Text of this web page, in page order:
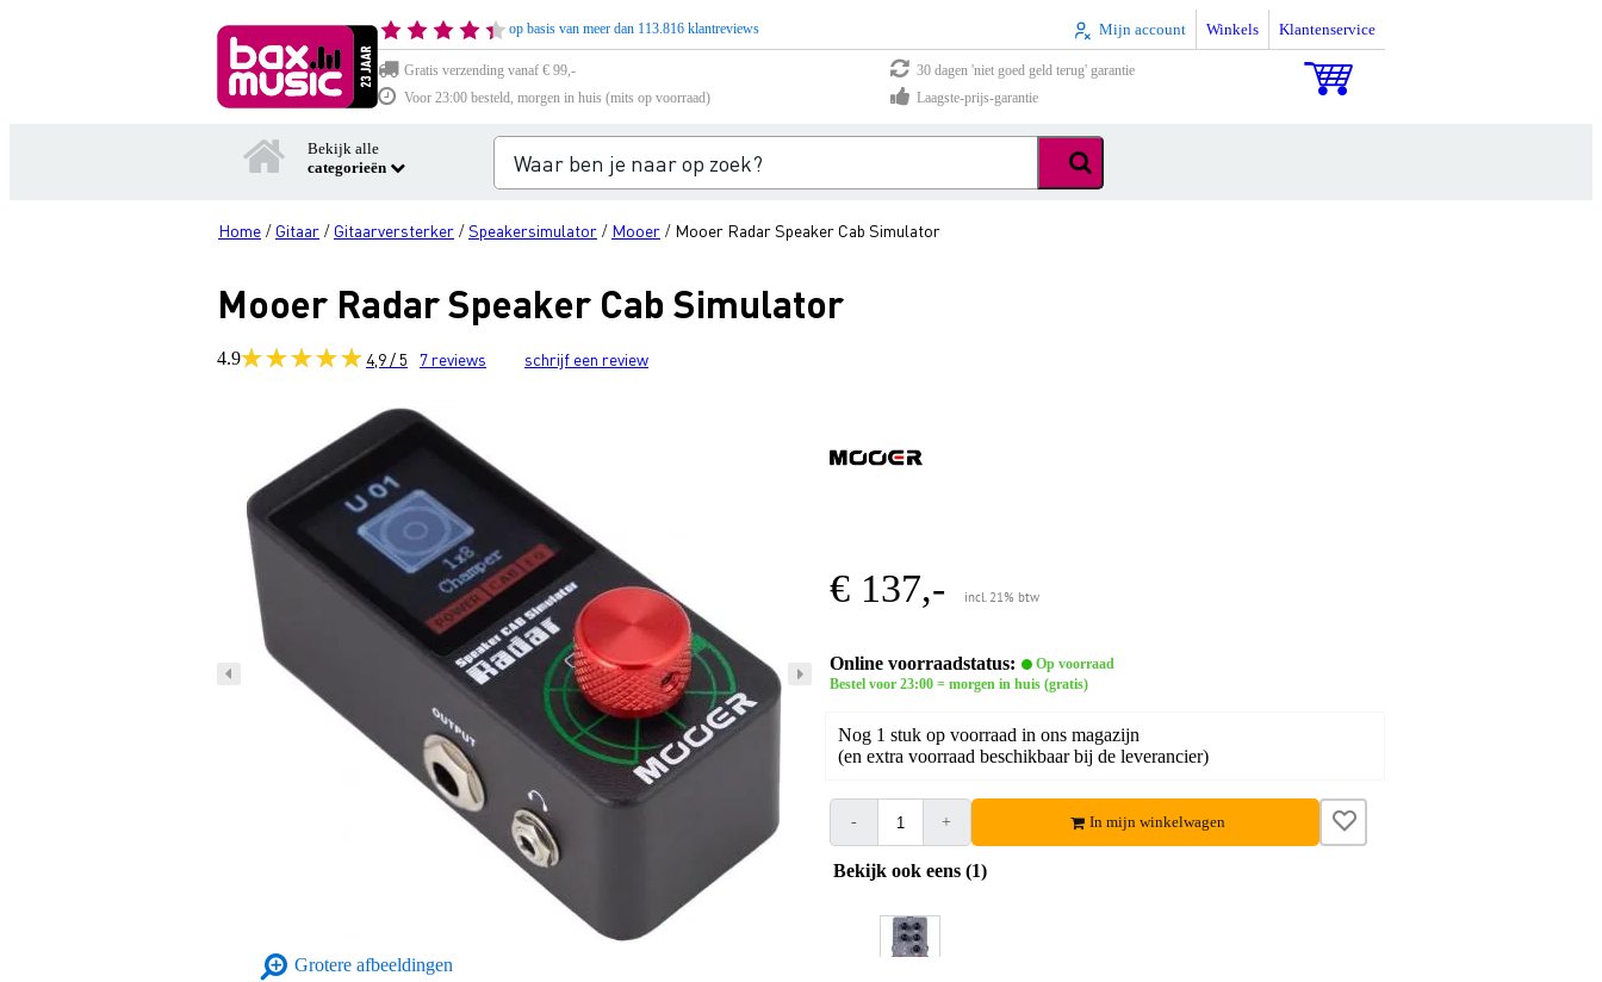
op basis van meer dan 113.816 klantreviews Mijn account Winkels Klantenservice
Gratis verzending vanaf € 99,-
30 dagen 'niet goed geld terug' garantie
Voor 23:00 besteld, morgen in huis (mits op voorraad)
Laagste-prijs-garantie
Bekijk alle
categorieën
Home / Gitaar / Gitaarversterker /Speakersimulator / Mooer / Mooer Radar Speaker Cab Simulator
Mooer Radar Speaker Cab Simulator
4.9 4,9 / 5 7reviews schrijf een review
Grotere afbeeldingen
€ 137,- incl. 21% btw
Online voorraadstatus:
Op voorraad
Bestel voor 23:00 = morgen in huis (gratis)
Nog 1 stuk op voorraad in ons magazijn
(en extra voorraad beschikbaar bij de leverancier)
- + In mijn winkelwagen
Bekijk ook eens (1)